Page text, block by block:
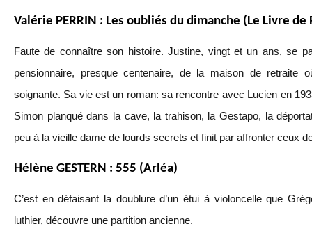
Valérie PERRIN : Les oubliés du dimanche (Le Livre de
Faute de connaître son histoire. Justine, vingt et un ans, se
pensionnaire, presque centenaire, de la maison de retraite
soignante. Sa vie est un roman: sa rencontre avec Lucien en
Simon planqué dans la cave, la trahison, la Gestapo, la
peu à la vieille dame de lourds secrets et finit par affronter ceux
Hélène GESTERN : 555 (Arléa)
C’est en défaisant la doublure d’un étui à violoncelle que
luthier, découvre une partition ancienne.